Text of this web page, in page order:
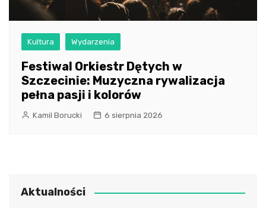
Kultura Wydarzenia
Festiwal Orkiestr Dętych w
Szczecinie: Muzyczna rywalizacja
pełna pasji i kolorów
Kamil Borucki 6 sierpnia 2026
Aktualności